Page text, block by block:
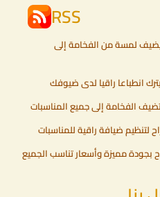
RSS
لمسة من الفخامة إلى
انطباعا راقيا لدى ضيوفك
الفخامة إلى جميع المناسبات
لتنظيم ضيافة راقية للمناسبات
بجودة مميزة وأسعار تناسب الجميع